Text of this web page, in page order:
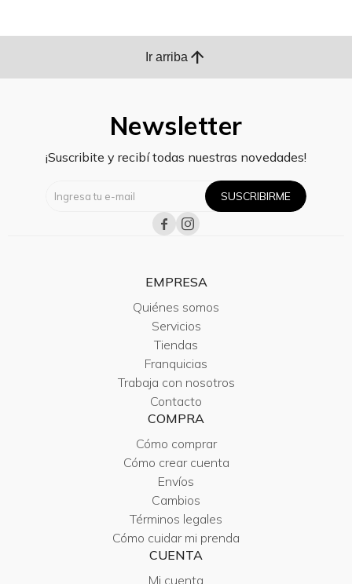
Ir arriba arrow_upward
Newsletter
¡Suscribite y recibí todas nuestras novedades!
SUSCRIBIRME
 
EMPRESA
Quiénes somos
Servicios
Tiendas
Franquicias
Trabaja con nosotros
Contacto
COMPRA
Cómo comprar
Cómo crear cuenta
Envíos
Cambios
Términos legales
Cómo cuidar mi prenda
CUENTA
Mi cuenta